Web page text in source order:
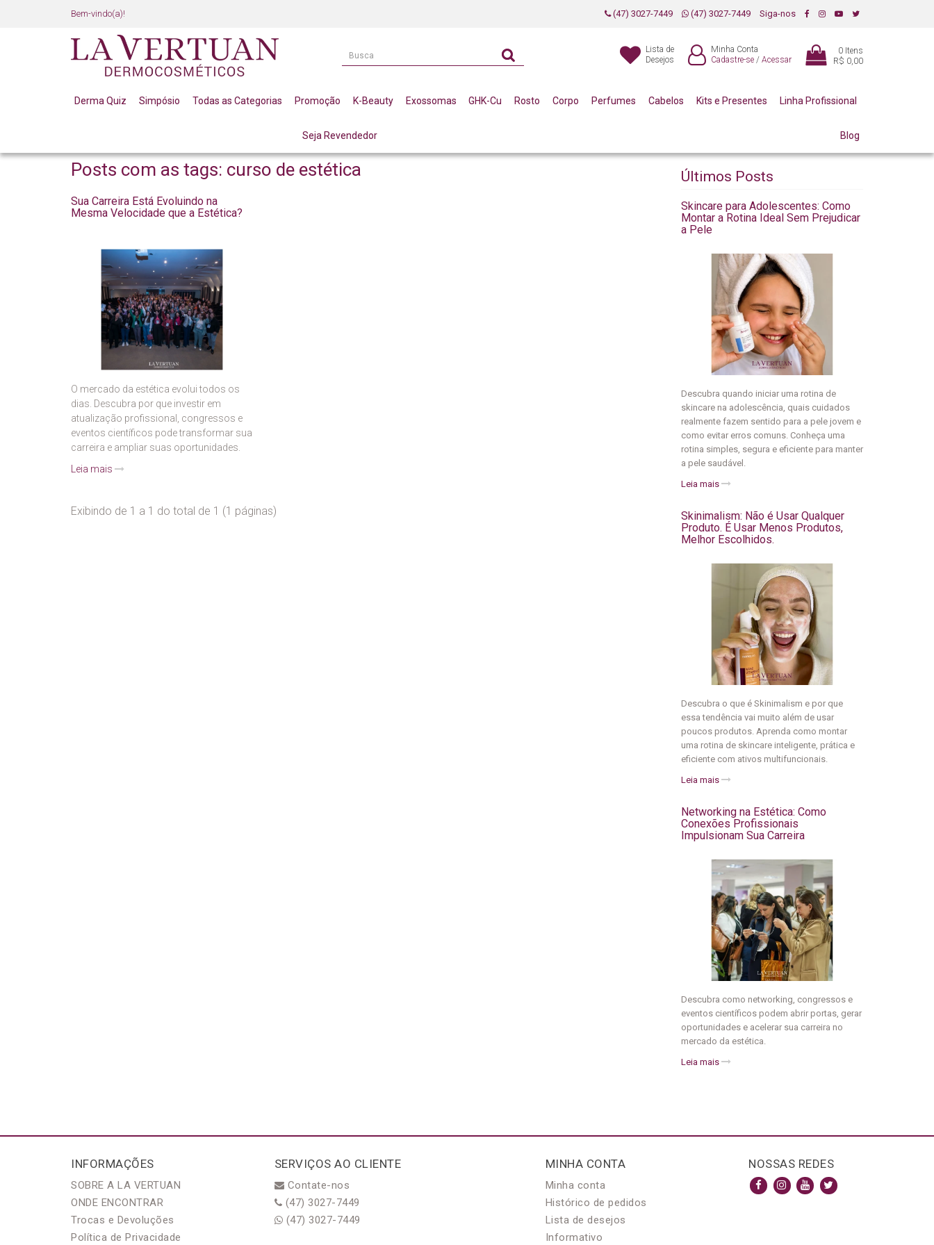
Bem-vindo(a)! (47) 3027-7449 (47) 3027-7449 Siga-nos
Lista de
Desejos
Minha Conta
Cadastre-se / Acessar
0 Itens
R$ 0,00
Derma Quiz Simpósio Todas as Categorias Promoção K-Beauty Exossomas GHK-Cu Rosto Corpo Perfumes Cabelos Kits e Presentes Linha Profissional
Seja Revendedor Blog
Posts com as tags: curso de estética
Sua Carreira Está Evoluindo na
Mesma Velocidade que a Estética?
O mercado da estética evolui todos os
dias. Descubra por que investir em
atualização profissional, congressos e
eventos científicos pode transformar sua
carreira e ampliar suas oportunidades.
Leia mais
Exibindo de 1 a 1 do total de 1 (1 páginas)
Últimos Posts
Skincare para Adolescentes: Como
Montar a Rotina Ideal Sem Prejudicar
a Pele
Descubra quando iniciar uma rotina de
skincare na adolescência, quais cuidados
realmente fazem sentido para a pele jovem e
como evitar erros comuns. Conheça uma
rotina simples, segura e eficiente para manter
a pele saudável.
Leia mais
Skinimalism: Não é Usar Qualquer
Produto. É Usar Menos Produtos,
Melhor Escolhidos.
Descubra o que é Skinimalism e por que
essa tendência vai muito além de usar
poucos produtos. Aprenda como montar
uma rotina de skincare inteligente, prática e
eficiente com ativos multifuncionais.
Leia mais
Networking na Estética: Como
Conexões Profissionais
Impulsionam Sua Carreira
Descubra como networking, congressos e
eventos científicos podem abrir portas, gerar
oportunidades e acelerar sua carreira no
mercado da estética.
Leia mais
INFORMAÇÕES
SOBRE A LA VERTUAN
ONDE ENCONTRAR
Trocas e Devoluções
Política de Privacidade
SERVIÇOS AO CLIENTE
Contate-nos
(47) 3027-7449
(47) 3027-7449
MINHA CONTA
Minha conta
Histórico de pedidos
Lista de desejos
Informativo
NOSSAS REDES